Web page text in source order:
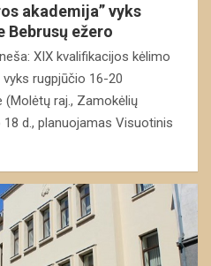
akademija” vyks
Bebrusų ežero
XIX kvalifikacijos kėlimo
vyks rugpjūčio 16-20
(Molėtų raj., Zamokėlių
d., planuojamas Visuotinis